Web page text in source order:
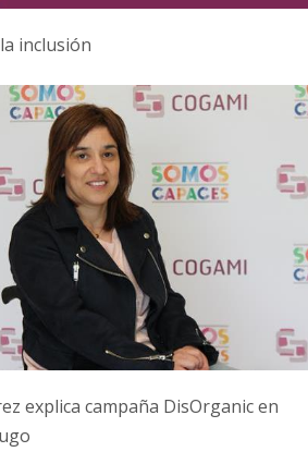
inclusión
explica campaña DisOrganic en